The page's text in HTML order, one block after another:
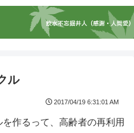
ル
2017/04/19 6:31:01 AM
作るって、高齢者の再利用